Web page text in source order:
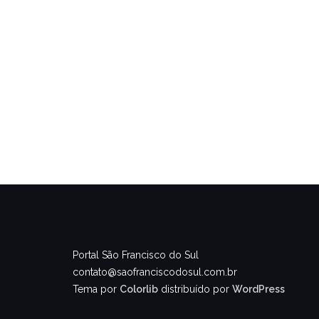
Portal São Francisco do Sul
contato@saofranciscodosul.com.br
Tema por Colorlib distribuído por WordPress